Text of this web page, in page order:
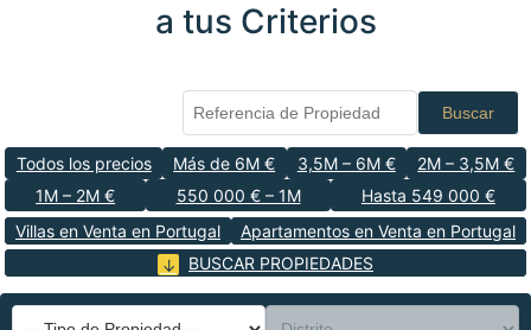
a tus Criterios
Buscar
Todos los precios Más de 6M € 3,5M – 6M €
2M – 3,5M €
1M – 2M €
550 000 € – 1M
Hasta 549 000 €
Villas en Venta en Portugal
Apartamentos en Venta en Portugal
BUSCAR PROPIEDADES